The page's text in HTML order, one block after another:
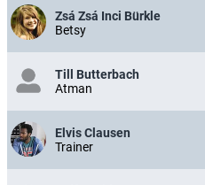
Zsá Zsá Inci Bürkle
Betsy
Till Butterbach
Atman
Elvis Clausen
Trainer